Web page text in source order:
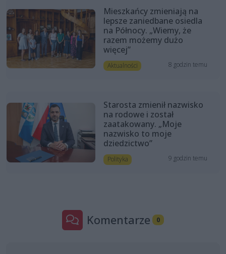
Mieszkańcy zmieniają na
lepsze zaniedbane osiedla
na Północy. „Wiemy, że
razem możemy dużo
więcej”
Aktualności 8 godzin temu
Starosta zmienił nazwisko
na rodowe i został
zaatakowany. „Moje
nazwisko to moje
dziedzictwo”
Polityka 9 godzin temu
Komentarze 0